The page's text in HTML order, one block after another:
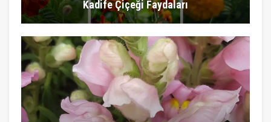
Kadife Çiçeği Faydaları